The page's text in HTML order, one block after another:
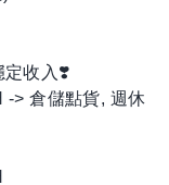
定收入❣️
-> 倉儲點貨, 週休